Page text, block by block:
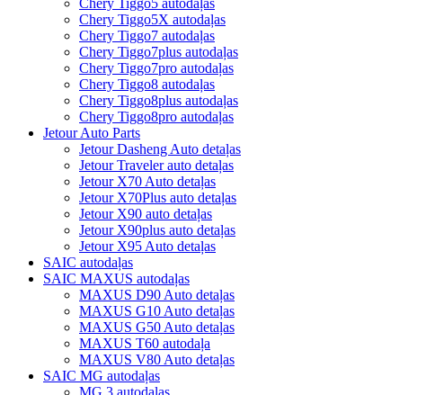
Chery Tiggo5X autodaļas
Chery Tiggo7 autodaļas
Chery Tiggo7plus autodaļas
Chery Tiggo7pro autodaļas
Chery Tiggo8 autodaļas
Chery Tiggo8plus autodaļas
Chery Tiggo8pro autodaļas
Jetour Auto Parts
Jetour Dasheng Auto detaļas
Jetour Traveler auto detaļas
Jetour X70 Auto detaļas
Jetour X70Plus auto detaļas
Jetour X90 auto detaļas
Jetour X90plus auto detaļas
Jetour X95 Auto detaļas
SAIC autodaļas
SAIC MAXUS autodaļas
MAXUS D90 Auto detaļas
MAXUS G10 Auto detaļas
MAXUS G50 Auto detaļas
MAXUS T60 autodaļa
MAXUS V80 Auto detaļas
SAIC MG autodaļas
MG 3 autodaļas